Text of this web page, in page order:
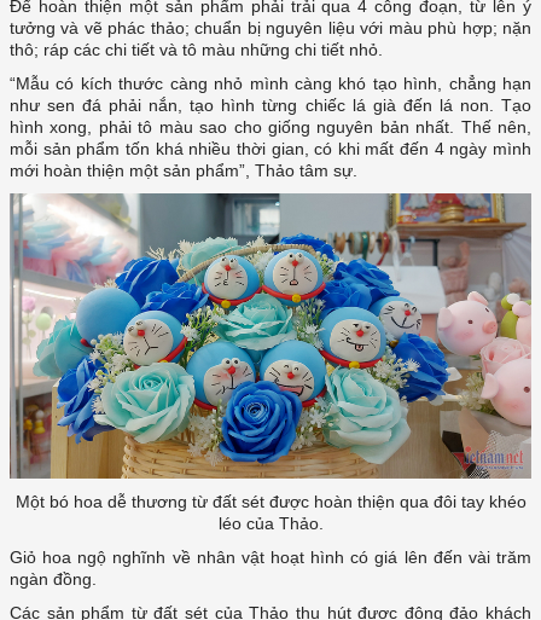
Để hoàn thiện một sản phẩm phải trải qua 4 công đoạn, từ lên ý
tưởng và vẽ phác thảo; chuẩn bị nguyên liệu với màu phù hợp; nặn
thô; ráp các chi tiết và tô màu những chi tiết nhỏ.
“Mẫu có kích thước càng nhỏ mình càng khó tạo hình, chẳng hạn
như sen đá phải nắn, tạo hình từng chiếc lá già đến lá non. Tạo
hình xong, phải tô màu sao cho giống nguyên bản nhất. Thế nên,
mỗi sản phẩm tốn khá nhiều thời gian, có khi mất đến 4 ngày mình
mới hoàn thiện một sản phẩm”, Thảo tâm sự.
Một bó hoa dễ thương từ đất sét được hoàn thiện qua đôi tay khéo
léo của Thảo.
Giỏ hoa ngộ nghĩnh về nhân vật hoạt hình có giá lên đến vài trăm
ngàn đồng.
Các sản phẩm từ đất sét của Thảo thu hút được đông đảo khách